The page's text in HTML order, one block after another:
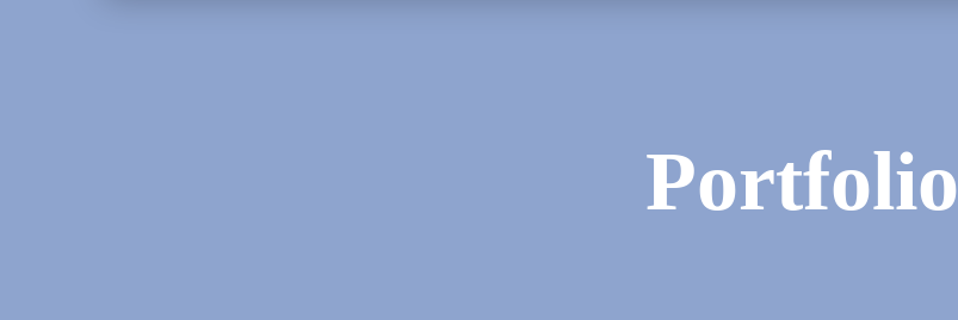
Portfolio